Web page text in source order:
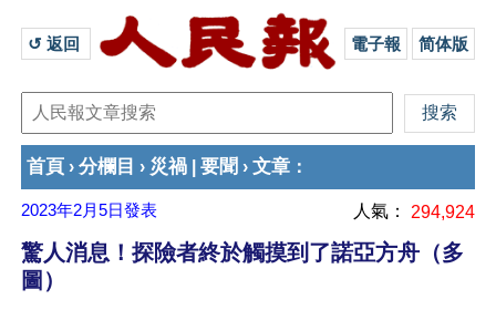
↺ 返回 電子報 简体版
首頁 › 分欄目 › 災禍 要聞 › 文章 ：
2023年2月5日發表 人氣： 294,924
驚人消息！探險者終於觸摸到了諾亞方舟（多
圖）